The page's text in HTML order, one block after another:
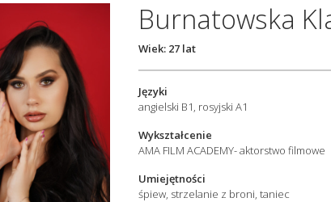
Burnatowska
Wiek: 27 lat
Języki
angielski B1, rosyjski A1
Wykształcenie
AMA FILM ACADEMY- aktorstwo filmowe
Umiejętności
śpiew, strzelanie z broni, taniec